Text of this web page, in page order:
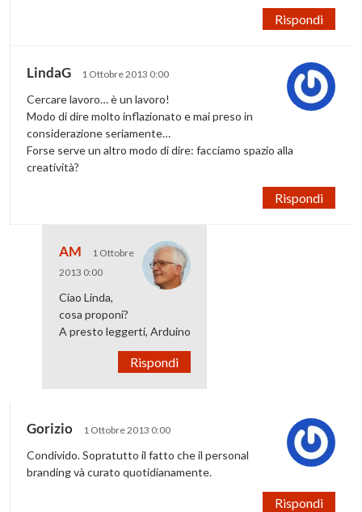
Rispondi
LindaG 1 Ottobre 2013 0:00
Cercare lavoro… è un lavoro!
Modo di dire molto inflazionato e mai preso in
considerazione seriamente…
Forse serve un altro modo di dire: facciamo spazio alla
creatività?
Rispondi
AM
1 Ottobre
2013 0:00
Ciao Linda,
cosa proponi?
A presto leggerti, Arduino
Rispondi
Gorizio 1 Ottobre 2013 0:00
Condivido. Sopratutto il fatto che il personal
branding và curato quotidianamente.
Rispondi